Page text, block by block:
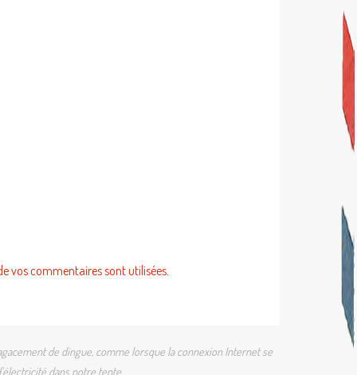
vos commentaires sont utilisées
de dingue, comme lorsque la connexion Internet se
dans notre tente.